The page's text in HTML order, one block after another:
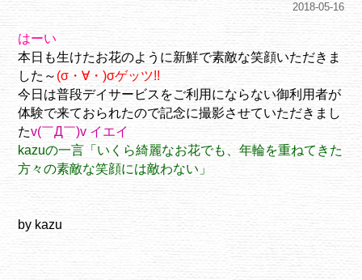
2018-05-16
はーい
本日も生けたお花のように新鮮で素敵な笑顔いただきま
した～ (σ・∀・)σゲッツ!!
今日は普段デイサービスをご利用にならない御利用者が
体験で来ておられたので記念に撮影させていただきまし
たv(￣Д￣)v イエイ
kazuの一言「いくら綺麗なお花でも、年輪を重ねてきた
方々の素敵な笑顔には敵わない」
by kazu